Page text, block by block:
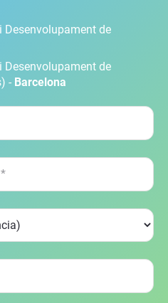
Desenvolupament de
Desenvolupament de
- Barcelona